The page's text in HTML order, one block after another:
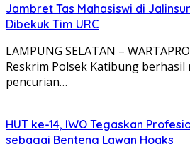
Jambret Tas Mahasiswi di
Dibekuk Tim URC
LAMPUNG SELATAN –
Reskrim Polsek Katibung
pencurian…
HUT ke-14, IWO Tegaskan
sebagai Benteng Lawan Hoaks ‎